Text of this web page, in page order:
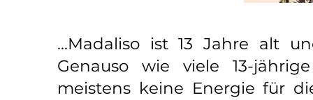
...Madaliso ist 13 Jahre alt
Genauso wie viele 13-
meistens keine Energie für